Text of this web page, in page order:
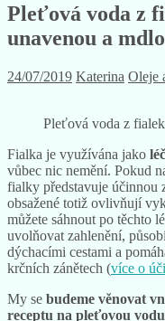
Pleťová voda z
unavenou a
24/07/2019 Katerina Oleje
Pleťová voda z fialek
Fialka je využívána jako
vůbec nic nemění. Pokud
fialky představuje účinnou
obsažené totiž ovlivňují
můžete sáhnout po těchto
uvolňovat zahlenění,
dýchacími cestami a
krčních zánětech (více o
My se budeme věnovat
receptu na pleťovou